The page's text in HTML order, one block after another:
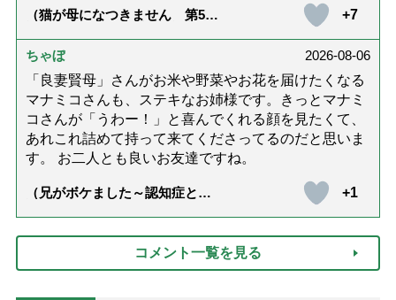
（猫が母になつきません 第500
+7
ちゃぼ
2026-08-06
「良妻賢母」さんがお米や野菜やお花を届けたくなる
マナミコさんも、ステキなお姉様です。きっとマナミ
コさんが「うわー！」と喜んでくれる顔を見たくて、
あれこれ詰めて持って来てくださってるのだと思いま
す。 お二人とも良いお友達ですね。
（兄がボケました～認知症と介
達』が届きました」）
+1
コメント一覧を見る